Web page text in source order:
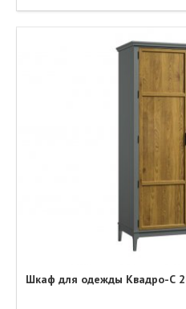
Шкаф для одежды Квадро-С